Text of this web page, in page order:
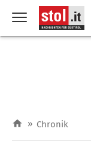
» Chronik